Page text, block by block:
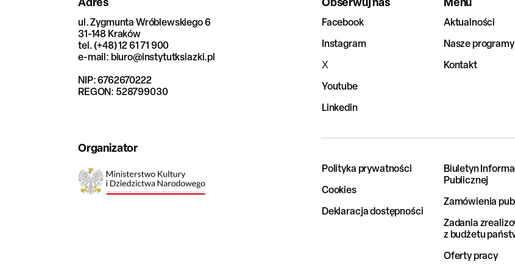
ul. Zygmunta Wróblewskiego 6
31-148 Kraków
tel. (+48) 12 61 71 900
e-mail: biuro@instytutksiazki.pl
NIP: 6762670222
REGON: 528799030
Organizator
Facebook
Instagram
X
Youtube
Linkedin
Aktualności
Nasze programy
Kontakt
Polityka prywatności
Cookies
Deklaracja dostępności
Biuletyn
Publicznej
Zamówienia
Zadania
z budżetu
Oferty pracy